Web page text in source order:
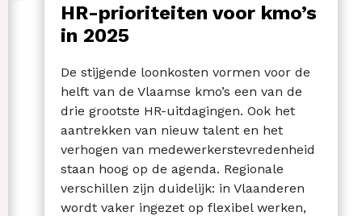
HR-prioriteiten voor kmo’s
in 2025
De stijgende loonkosten vormen voor de
helft van de Vlaamse kmo’s een van de
drie grootste HR-uitdagingen. Ook het
aantrekken van nieuw talent en het
verhogen van medewerkerstevredenheid
staan hoog op de agenda. Regionale
verschillen zijn duidelijk: in Vlaanderen
wordt vaker ingezet op flexibel werken,